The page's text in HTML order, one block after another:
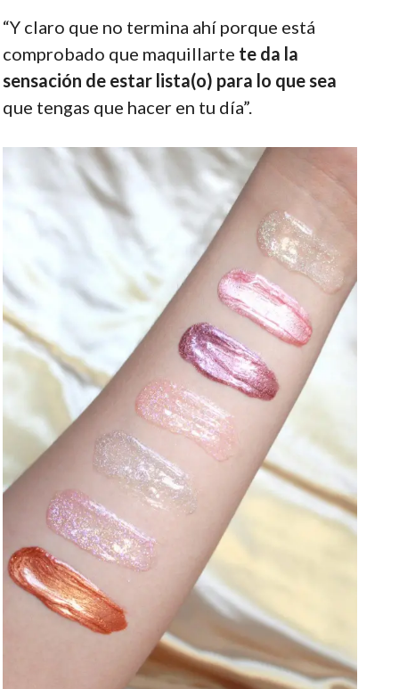
“Y claro que no termina ahí porque está
comprobado que maquillarte te da la
sensación de estar lista(o) para lo que sea
que tengas que hacer en tu día”.